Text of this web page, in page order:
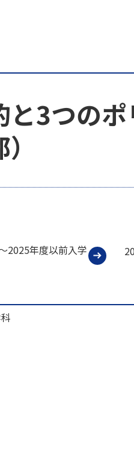
と3つの
2025年度以前入学